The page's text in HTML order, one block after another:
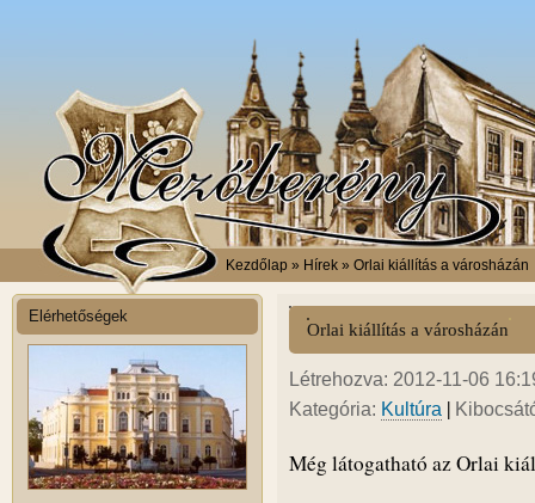
Kezdőlap » Hírek » Orlai kiállítás a városházán
Elérhetőségek
Orlai kiállítás a városházán
Létrehozva: 2012-11-06
Kategória: Kultúra |
Még látogatható az Orlai